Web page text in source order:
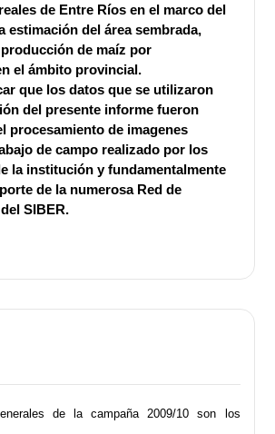
de Entre Ríos en el marco del
estimación del área sembrada,
de maíz por
el ámbito provincial.
que los datos que se utilizaron
del presente informe fueron
procesamiento de imagenes
de campo realizado por los
la institución y fundamentalmente
de la numerosa Red de
SIBER.
de la campaña 2009/10 son los